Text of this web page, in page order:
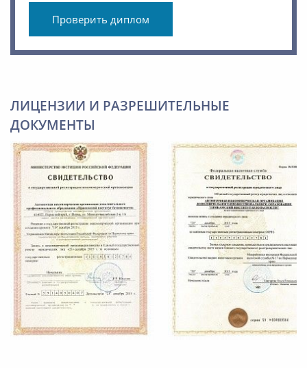
Проверить диплом
ЛИЦЕНЗИИ И РАЗРЕШИТЕЛЬНЫЕ
ДОКУМЕНТЫ